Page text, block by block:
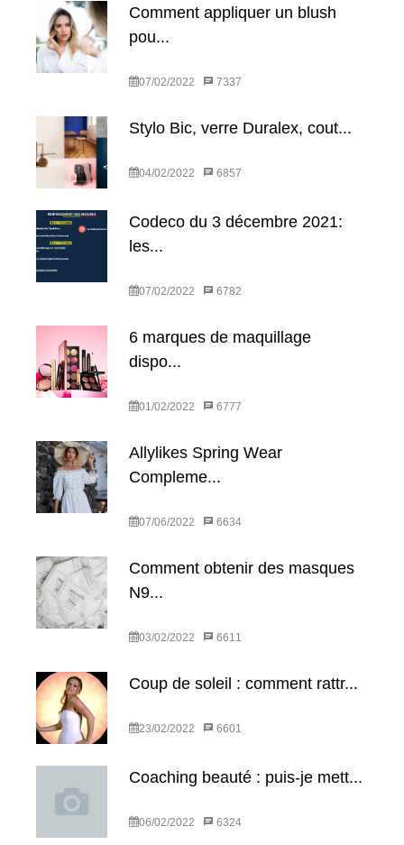
Comment appliquer un blush
pou...
07/02/2022 7337
Stylo Bic, verre Duralex, cout...
04/02/2022 6857
Codeco du 3 décembre 2021:
les...
07/02/2022 6782
6 marques de maquillage
dispo...
01/02/2022 6777
Allylikes Spring Wear
Compleme...
07/06/2022 6634
Comment obtenir des masques
N9...
03/02/2022 6611
Coup de soleil : comment rattr...
23/02/2022 6601
Coaching beauté : puis-je mett...
06/02/2022 6324